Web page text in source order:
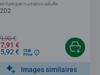
par numéros adulte
€
€
€
Club
Price
Images similaires